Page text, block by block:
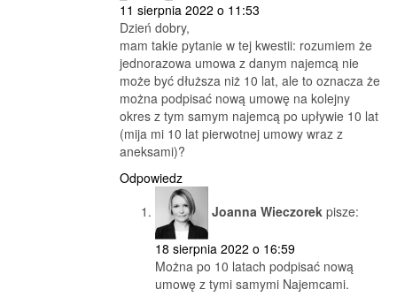
11 sierpnia 2022 o 11:53
Dzień dobry,
mam takie pytanie w tej kwestii: rozumiem że
jednorazowa umowa z danym najemcą nie
może być dłuższa niż 10 lat, ale to oznacza że
można podpisać nową umowę na kolejny
okres z tym samym najemcą po upływie 10 lat
(mija mi 10 lat pierwotnej umowy wraz z
aneksami)?
Odpowiedz
Joanna Wieczorek pisze:
18 sierpnia 2022 o 16:59
Można po 10 latach podpisać nową
umowę z tymi samymi Najemcami.